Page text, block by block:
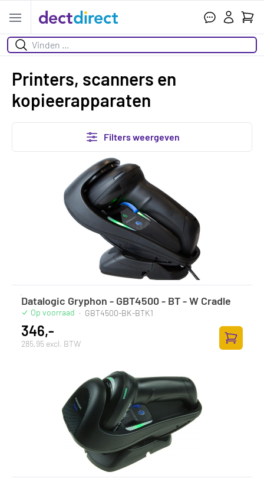
Open menu
Zoeken
Printers, scanners en
kopieerapparaten
Filters weergeven
Datalogic Gryphon - GBT4500 - BT - W Cradle
Op voorraad · GBT4500-BK-BTK1
346,-
285,95 excl. BTW